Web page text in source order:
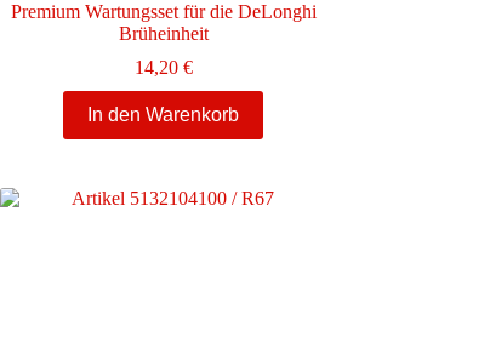
Premium Wartungsset für die DeLonghi
Brüheinheit
14,20 €
In den Warenkorb